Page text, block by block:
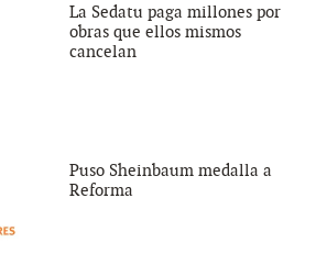
La Sedatu paga millones por
obras que ellos mismos
cancelan
Puso Sheinbaum medalla a
Reforma